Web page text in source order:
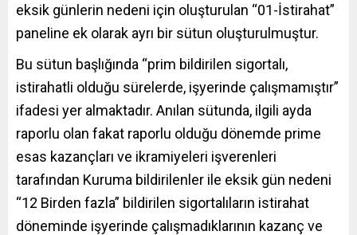
eksik günlerin nedeni için oluşturulan “01-İstirahat”
paneline ek olarak ayrı bir sütun oluşturulmuştur.
Bu sütun başlığında “prim bildirilen sigortalı,
istirahatli olduğu sürelerde, işyerinde çalışmamıştır”
ifadesi yer almaktadır. Anılan sütunda, ilgili ayda
raporlu olan fakat raporlu olduğu dönemde prime
esas kazançları ve ikramiyeleri işverenleri
tarafından Kuruma bildirilenler ile eksik gün nedeni
“12 Birden fazla” bildirilen sigortalıların istirahat
döneminde işyerinde çalışmadıklarının kazanç ve